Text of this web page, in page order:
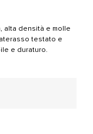
alta densità e molle
testato e
e duraturo.